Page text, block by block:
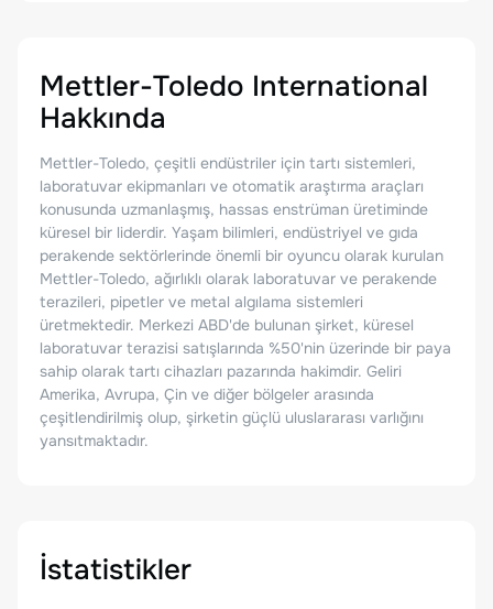
Mettler-Toledo International
Hakkında
Mettler-Toledo, çeşitli endüstriler için tartı sistemleri,
laboratuvar ekipmanları ve otomatik araştırma araçları
konusunda uzmanlaşmış, hassas enstrüman üretiminde
küresel bir liderdir. Yaşam bilimleri, endüstriyel ve gıda
perakende sektörlerinde önemli bir oyuncu olarak kurulan
Mettler-Toledo, ağırlıklı olarak laboratuvar ve perakende
terazileri, pipetler ve metal algılama sistemleri
üretmektedir. Merkezi ABD'de bulunan şirket, küresel
laboratuvar terazisi satışlarında %50'nin üzerinde bir paya
sahip olarak tartı cihazları pazarında hakimdir. Geliri
Amerika, Avrupa, Çin ve diğer bölgeler arasında
çeşitlendirilmiş olup, şirketin güçlü uluslararası varlığını
yansıtmaktadır.
İstatistikler